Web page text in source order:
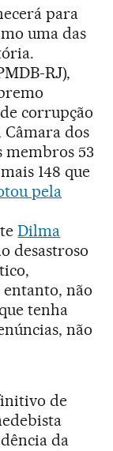
para
uma das
RJ),
corrupção
dos
membros 53
148 que
pela
Dilma
desastroso
entanto, não
tenha
não
de
da